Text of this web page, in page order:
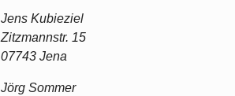
Jens Kubieziel
Zitzmannstr. 15
07743 Jena
Jörg Sommer